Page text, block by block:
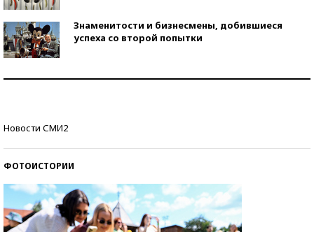
Знаменитости и бизнесмены, добившиеся
успеха со второй попытки
Новости СМИ2
ФОТОИСТОРИИ